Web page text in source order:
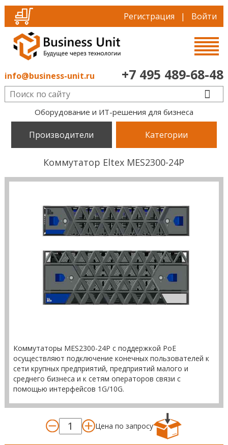
Регистрация | Войти
info@business-unit.ru +7 495 489-68-48
Оборудование и ИТ-решения для бизнеса
Производители Категории
Коммутатор Eltex MES2300-24P
Коммутаторы MES2300-24P с поддержкой PoE
осуществляют подключение конечных пользователей к
сети крупных предприятий, предприятий малого и
среднего бизнеса и к сетям операторов связи с
помощью интерфейсов 1G/10G.
Цена по запросу